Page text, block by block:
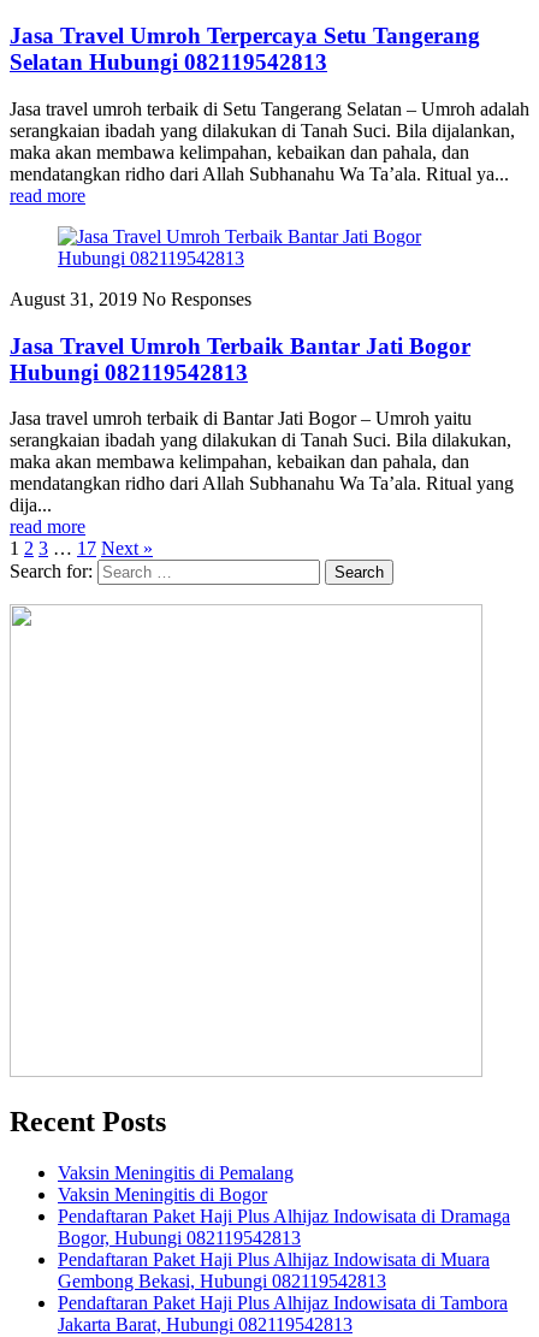
Jasa Travel Umroh Terpercaya Setu Tangerang
Selatan Hubungi 082119542813
Jasa travel umroh terbaik di Setu Tangerang Selatan – Umroh adalah
serangkaian ibadah yang dilakukan di Tanah Suci. Bila dijalankan,
maka akan membawa kelimpahan, kebaikan dan pahala, dan
mendatangkan ridho dari Allah Subhanahu Wa Ta’ala. Ritual ya...
read more
August 31, 2019 No Responses
Jasa Travel Umroh Terbaik Bantar Jati Bogor
Hubungi 082119542813
Jasa travel umroh terbaik di Bantar Jati Bogor – Umroh yaitu
serangkaian ibadah yang dilakukan di Tanah Suci. Bila dilakukan,
maka akan membawa kelimpahan, kebaikan dan pahala, dan
mendatangkan ridho dari Allah Subhanahu Wa Ta’ala. Ritual yang
dija...
read more
1 2 3 … 17 Next »
Search for:
Recent Posts
Vaksin Meningitis di Pemalang
Vaksin Meningitis di Bogor
Pendaftaran Paket Haji Plus Alhijaz Indowisata di Dramaga
Bogor, Hubungi 082119542813
Pendaftaran Paket Haji Plus Alhijaz Indowisata di Muara
Gembong Bekasi, Hubungi 082119542813
Pendaftaran Paket Haji Plus Alhijaz Indowisata di Tambora
Jakarta Barat, Hubungi 082119542813